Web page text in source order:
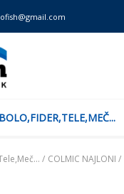
BOLO,FIDER,TELE,MEČ...
/ COLMIC NAJLONI /